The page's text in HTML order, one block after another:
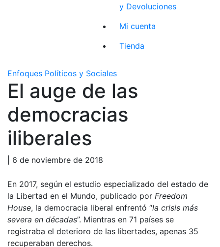
y Devoluciones
Mi cuenta
Tienda
Enfoques Políticos y Sociales
El auge de las
democracias
iliberales
| 6 de noviembre de 2018
En 2017, según el estudio especializado del estado de
la Libertad en el Mundo, publicado por Freedom
House, la democracia liberal enfrentó “la crisis más
severa en décadas”. Mientras en 71 países se
registraba el deterioro de las libertades, apenas 35
recuperaban derechos.